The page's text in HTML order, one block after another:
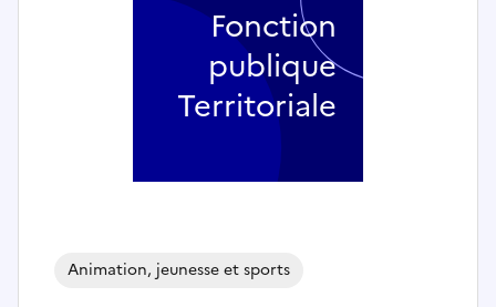
Animation, jeunesse et sports
Fonction
publique
Territoriale